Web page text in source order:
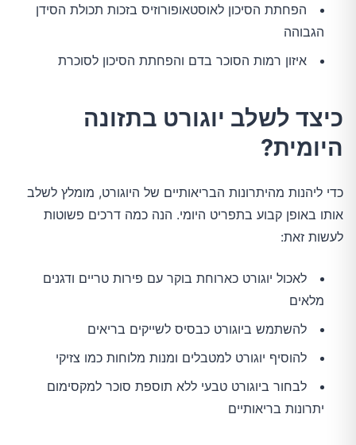
הפחתת הסיכון לאוסטאופורוזיס בזכות תכולת הסידן
הגבוהה
איזון רמות הסוכר בדם והפחתת הסיכון לסוכרת
כיצד לשלב יוגורט בתזונה
היומית?
כדי ליהנות מהיתרונות הבריאותיים של היוגורט, מומלץ לשלב
אותו באופן קבוע בתפריט היומי. הנה כמה דרכים פשוטות
לעשות זאת:
לאכול יוגורט כארוחת בוקר עם פירות טריים ודגנים
מלאים
להשתמש ביוגורט כבסיס לשייקים בריאים
להוסיף יוגורט למטבלים ומנות מלוחות כמו צזיקי
לבחור ביוגורט טבעי ללא תוספת סוכר למקסימום
יתרונות בריאותיים